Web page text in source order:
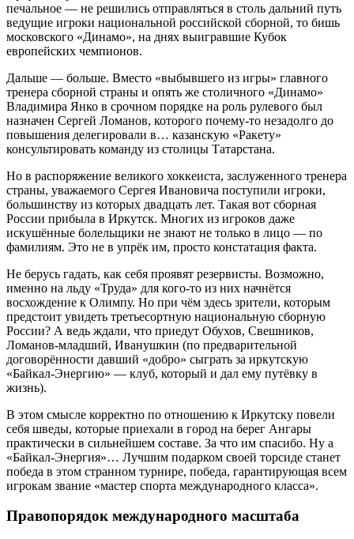
печальное — не решились отправляться в столь дальний путь
ведущие игроки национальной российской сборной, то бишь
московского «Динамо», на днях выигравшие Кубок
европейских чемпионов.
Дальше — больше. Вместо «выбывшего из игры» главного
тренера сборной страны и опять же столичного «Динамо»
Владимира Янко в срочном порядке на роль рулевого был
назначен Сергей Ломанов, которого почему-то незадолго до
повышения делегировали в… казанскую «Ракету»
консультировать команду из столицы Татарстана.
Но в распоряжение великого хоккеиста, заслуженного тренера
страны, уважаемого Сергея Ивановича поступили игроки,
большинству из которых двадцать лет. Такая вот сборная
России прибыла в Иркутск. Многих из игроков даже
искушённые болельщики не знают не только в лицо — по
фамилиям. Это не в упрёк им, просто констатация факта.
Не берусь гадать, как себя проявят резервисты. Возможно,
именно на льду «Труда» для кого-то из них начнётся
восхождение к Олимпу. Но при чём здесь зрители, которым
предстоит увидеть третьесортную национальную сборную
России? А ведь ждали, что приедут Обухов, Свешников,
Ломанов-младший, Иванушкин (по предварительной
договорённости давший «добро» сыграть за иркутскую
«Байкал-Энергию» — клуб, который и дал ему путёвку в
жизнь).
В этом смысле корректно по отношению к Иркутску повели
себя шведы, которые приехали в город на берег Ангары
практически в сильнейшем составе. За что им спасибо. Ну а
«Байкал-Энергия»… Лучшим подарком своей торсиде станет
победа в этом странном турнире, победа, гарантирующая всем
игрокам звание «мастер спорта международного класса».
Правопорядок международного масштаба